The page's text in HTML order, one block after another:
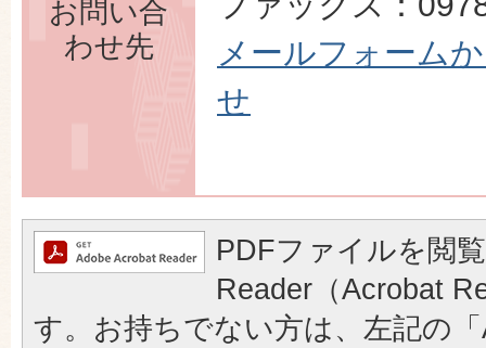
お問い合
わせ先
メールフォーム
せ
PDFファイルを閲
Reader（Acrobat
す。お持ちでない方は、左記の